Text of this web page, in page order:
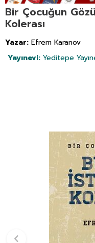
Bir Çocuğun
Kolerası
Yazar: Efrem Karanov
Yayınevi: Yeditepe